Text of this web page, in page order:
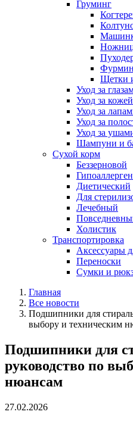
Груминг
Щетки
Уход за
Уход за
Уход за
Уход за
Уход за
Шампуни и
Сухой корм
Беззерновой
Диетический
Для
Лечебный
Холистик
Транспортировка
Аксессуары
Переноски
Сумки и
Главная
Все новости
Подшипники для
выбору и техническим
Подшипники для
руководство по
нюансам
27.02.2026